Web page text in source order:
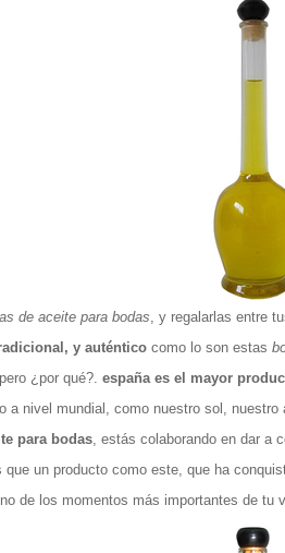
de aceite para bodas , y regalarlas entre
y auténticocomo lo son estas
¿por qué?. españa es el mayor
a nivel mundial, como nuestro sol,
para bodas, estás colaborando en dar a
un producto como este, que ha
de los momentos más importantes de tu